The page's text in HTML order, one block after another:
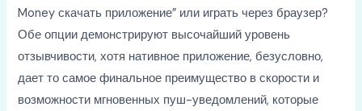
Money скачать приложение” или играть через браузер?
Обе опции демонстрируют высочайший уровень
отзывчивости, хотя нативное приложение, безусловно,
дает то самое финальное преимущество в скорости и
возможности мгновенных пуш-уведомлений, которые